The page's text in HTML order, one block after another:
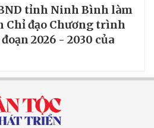
tỉnh Ninh Bình làm
Chỉ đạo Chương trình
2026 - 2030 của